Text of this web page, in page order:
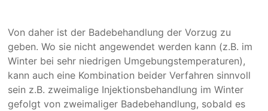
Von daher ist der Badebehandlung der Vorzug zu
geben. Wo sie nicht angewendet werden kann (z.B. im
Winter bei sehr niedrigen Umgebungstemperaturen),
kann auch eine Kombination beider Verfahren sinnvoll
sein z.B. zweimalige Injektionsbehandlung im Winter
gefolgt von zweimaliger Badebehandlung, sobald es